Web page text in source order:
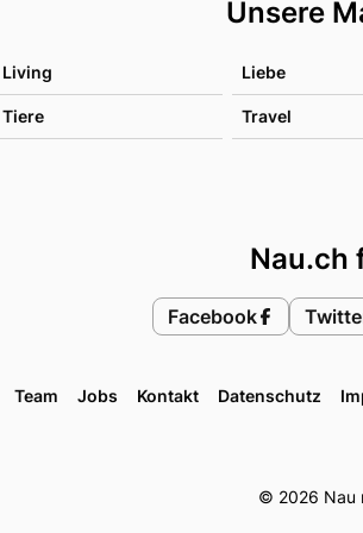
Unsere
Living Liebe
Tiere Travel
Nau.ch
Facebook
Team Jobs Kontakt Datenschutz
© 2026 Nau